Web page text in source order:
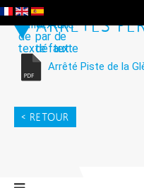
ARRÊTÉS
Arrêté Piste de la
< RETOUR